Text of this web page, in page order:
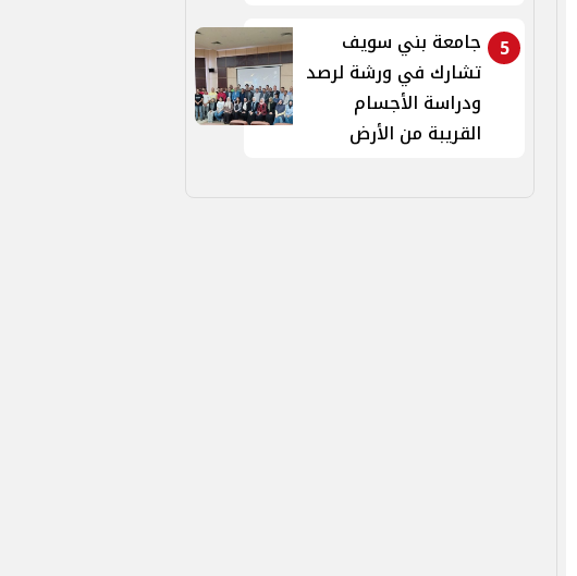
5
جامعة بني سويف
تشارك في ورشة لرصد
ودراسة الأجسام
القريبة من الأرض